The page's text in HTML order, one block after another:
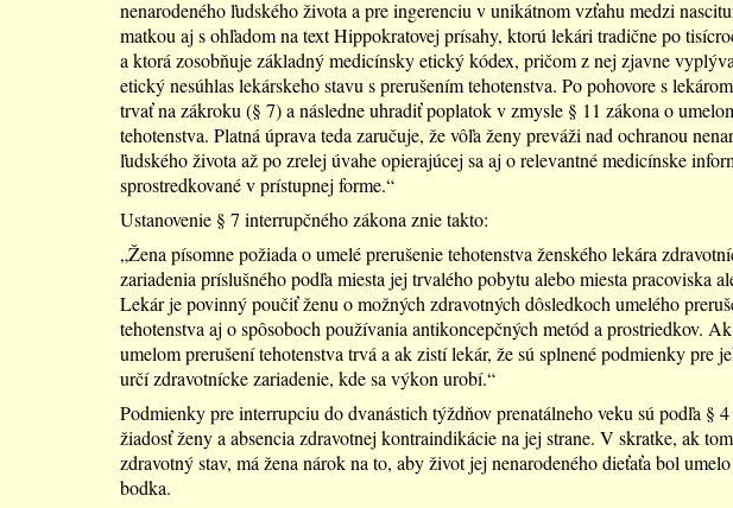
nenarodeného ľudského života a pre ingerenciu v unikátnom vzťahu medzi
matkou aj s ohľadom na text Hippokratovej prísahy, ktorú lekári tradične po
a ktorá zosobňuje základný medicínsky etický kódex, pričom z nej zjavne
etický nesúhlas lekárskeho stavu s prerušením tehotenstva. Po pohovore s
trvať na zákroku (§ 7) a následne uhradiť poplatok v zmysle § 11 zákona o
tehotenstva. Platná úprava teda zaručuje, že vôľa ženy preváži nad ochranou
ľudského života až po zrelej úvahe opierajúcej sa aj o relevantné medicínske
sprostredkované v prístupnej forme.“
Ustanovenie § 7 interrupčného zákona znie takto:
„Žena písomne požiada o umelé prerušenie tehotenstva ženského lekára
zariadenia príslušného podľa miesta jej trvalého pobytu alebo miesta pracoviska
Lekár je povinný poučiť ženu o možných zdravotných dôsledkoch umelého
tehotenstva aj o spôsoboch používania antikoncepčných metód a prostriedkov.
umelom prerušení tehotenstva trvá a ak zistí lekár, že sú splnené podmienky pre
určí zdravotnícke zariadenie, kde sa výkon urobí.“
Podmienky pre interrupciu do dvanástich týždňov prenatálneho veku sú podľa § 4
žiadosť ženy a absencia zdravotnej kontraindikácie na jej strane. V skratke, ak
zdravotný stav, má žena nárok na to, aby život jej nenarodeného dieťaťa bol
bodka.